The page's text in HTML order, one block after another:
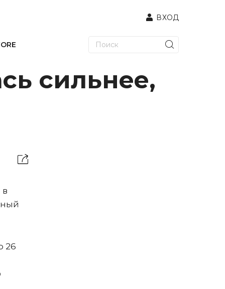
ВХОД
сильнее,
в
26